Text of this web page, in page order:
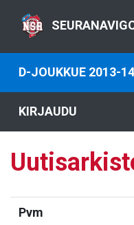
D-JOUKKUE 2013-14
KIRJAUDU
Pvm